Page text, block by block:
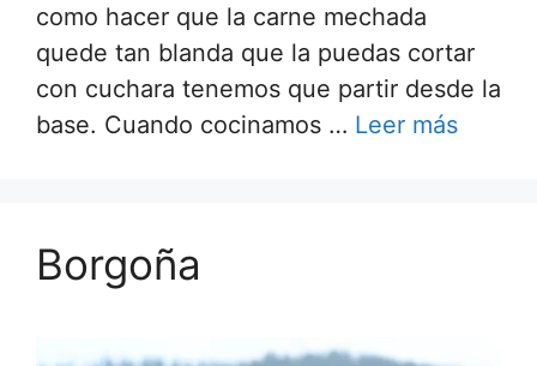
como hacer que la carne mechada
quede tan blanda que la puedas cortar
con cuchara tenemos que partir desde la
base. Cuando cocinamos … Leer más
Borgoña